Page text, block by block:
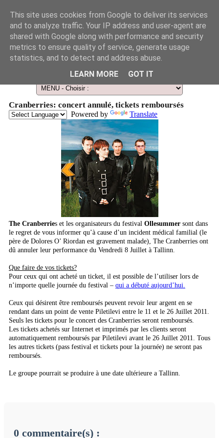
Le Guide des Smart Télescopes et de l'Astronomie amateur
Cranberries: concert annulé, tickets remboursés
Powered by Translate
The Cranberries et les organisateurs du festival Ollesummer sont dans
le regret de vous informer qu’à cause d’un incident médical familial (le
père de Dolores O’ Riordan est gravement malade), The Cranberries ont
dû annuler leur performance du Vendredi 8 Juillet à Tallinn.
Que faire de vos tickets?
Pour ceux qui ont acheté un ticket, il est possible de l’utiliser lors de
n’importe quelle journée du festival – qui a débuté aujourd’hui.
Ceux qui désirent être remboursés peuvent revoir leur argent en se
rendant dans un point de vente Piletilevi entre le 11 et le 26 Juillet 2011.
Seuls les tickets pour le concert des Cranberries seront remboursés.
Les tickets achetés sur Internet et imprimés par les clients seront
automatiquement remboursés par Piletilevi avant le 26 Juillet 2011. Tous
les autres tickets (pass festival et tickets pour la journée) ne seront pas
remboursés.
Le groupe pourrait se produire à une date ultérieure a Tallinn.
0 commentaire(s) :
This site uses cookies from Google to deliver its services
and to analyze traffic. Your IP address and user-agent are
shared with Google along with performance and security
metrics to ensure quality of service, generate usage
statistics, and to detect and address abuse.
LEARN MORE
GOT IT